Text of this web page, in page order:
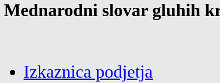
Mednarodni slovar gluhih
Izkaznica podjetja